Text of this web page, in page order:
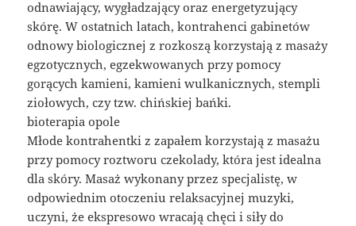
odnawiający, wygładzający oraz energetyzujący
skórę. W ostatnich latach, kontrahenci gabinetów
odnowy biologicznej z rozkoszą korzystają z masaży
egzotycznych, egzekwowanych przy pomocy
gorących kamieni, kamieni wulkanicznych, stempli
ziołowych, czy tzw. chińskiej bańki.
bioterapia opole
Młode kontrahentki z zapałem korzystają z masażu
przy pomocy roztworu czekolady, która jest idealna
dla skóry. Masaż wykonany przez specjalistę, w
odpowiednim otoczeniu relaksacyjnej muzyki,
uczyni, że ekspresowo wracają chęci i siły do